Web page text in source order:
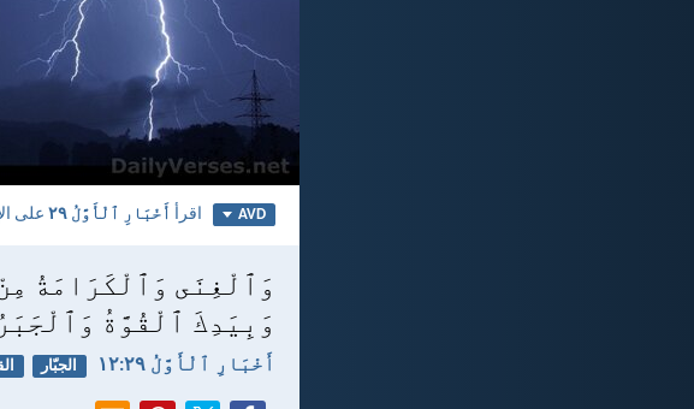
AVD اقرأ أَخْبَارِ ٱلْأَوَّلُ ٢٩ على
وَٱلْغِنَى وَٱلْكَرَامَةُ
وَبِيَدِكَ ٱلْقُوَّةُ
أَخْبَارِ ٱلْأَوَّلُ ٢٩:‏١٢ الجبّار